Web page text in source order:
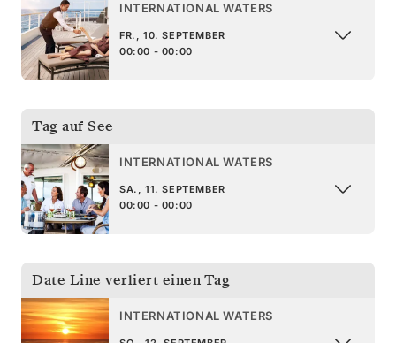
INTERNATIONAL WATERS
FR., 10. SEPTEMBER
00:00 - 00:00
Tag auf See
INTERNATIONAL WATERS
SA., 11. SEPTEMBER
00:00 - 00:00
Date Line verliert einen Tag
INTERNATIONAL WATERS